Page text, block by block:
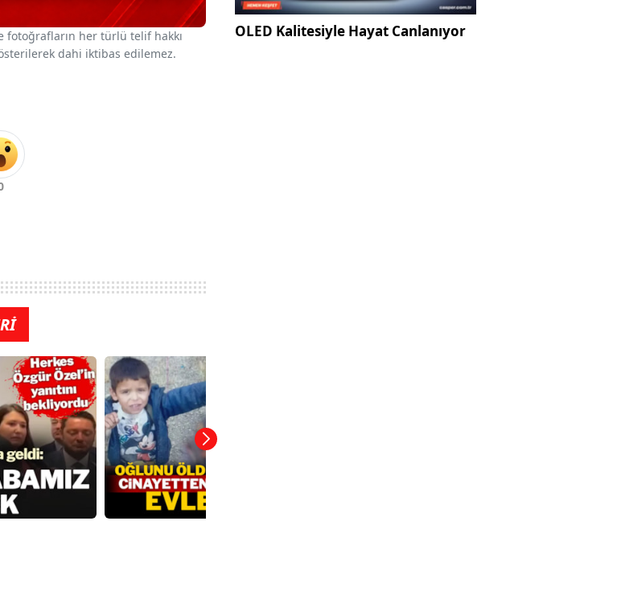
fotoğrafların her türlü telif hakkı
dahi iktibas edilemez.
OLED Kalitesiyle Hayat Canlanıyor